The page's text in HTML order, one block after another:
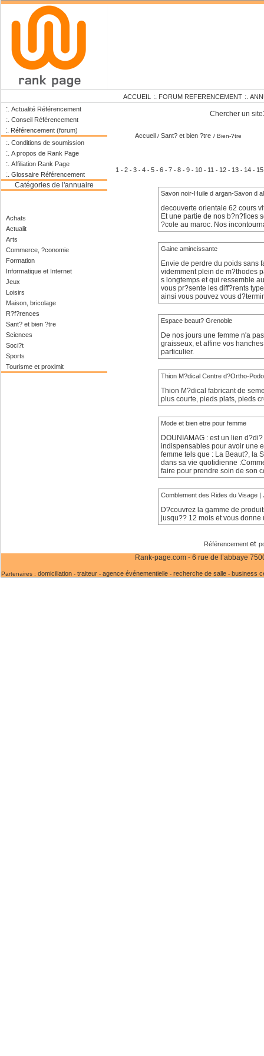
ACCUEIL :. FORUM REFERENCEMENT :.
:. Actualité Référencement
:. Conseil Référencement
:. Référencement (forum)
:. Conditions de soumission
:. A propos de Rank Page
:. Affiliation Rank Page
:. Glossaire Référencement
Catégories de l'annuaire
Achats
Actualit
Arts
Commerce, ?conomie
Formation
Informatique et Internet
Jeux
Loisirs
Maison, bricolage
R?f?rences
Sant? et bien ?tre
Sciences
Soci?t
Sports
Tourisme et proximit
Chercher un site
Accueil / Sant? et bien ?tre / Bien-?tre
1 - 2 - 3 - 4 - 5 - 6 - 7 - 8 - 9 - 10 - 11 - 12 - 13 - 14 - 15
Savon noir-Huile d argan-Savon d
decouverte orientale 62 cours
Et une partie de nos b?n?fices
?cole au maroc. Nos
Gaine amincissante
Envie de perdre du poids sans
videmment plein de m?thodes
s longtemps et qui ressemble
vous pr?sente les diff?rents
ainsi vous pouvez vous
Espace beaut? Grenoble
De nos jours une femme n'a
graisseux, et affine vos
particulier.
Thion M?dical Centre d?Ortho-
Thion M?dical fabricant de
plus courte, pieds plats, pieds
Mode et bien etre pour femme
DOUNIAMAG : est un lien
indispensables pour avoir une
femme tels que : La Beaut?, la
dans sa vie quotidienne
faire pour prendre soin de son
Comblement des Rides du Visage |
D?couvrez la gamme de
jusqu?? 12 mois et vous donne
Référencement et
Rank-page.com - 6 rue de l’abbaye
Partenaires : domiciliation - traiteur - agence événementielle - recherche de salle - business